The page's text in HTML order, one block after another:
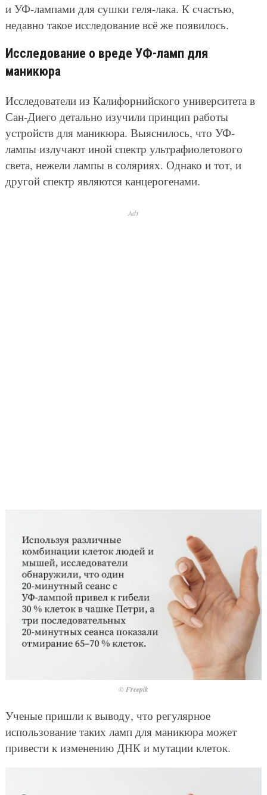
и УФ-лампами для сушки геля-лака. К счастью,
недавно такое исследование всё же появилось.
Исследование о вреде УФ-ламп для
маникюра
Исследователи из Калифорнийского университета в
Сан-Диего детально изучили принцип работы
устройств для маникюра. Выяснилось, что УФ-
лампы излучают иной спектр ультрафиолетового
света, нежели лампы в соляриях. Однако и тот, и
другой спектр являются канцерогенами.
Ads
© Freepik
Ученые пришли к выводу, что регулярное
использование таких ламп для маникюра может
привести к изменению ДНК и мутации клеток.